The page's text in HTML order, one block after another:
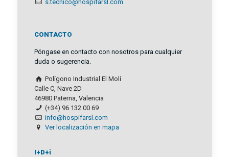
s.tecnico@hospifarsl.com
CONTACTO
Póngase en contacto con nosotros para cualquier
duda o sugerencia.
Polígono Industrial El Molí
Calle C, Nave 2D
46980 Paterna, Valencia
(+34) 96 132 00 69
info@hospifarsl.com
Ver localización en mapa
I+D+i